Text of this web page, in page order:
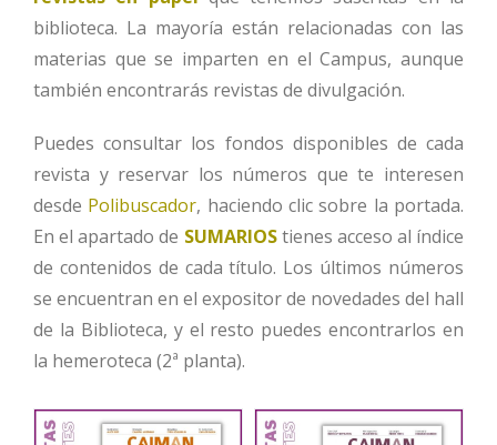
biblioteca. La mayoría están relacionadas con las
materias que se imparten en el Campus, aunque
también encontrarás revistas de divulgación.
Puedes consultar los fondos disponibles de cada
revista y reservar los números que te interesen
desde Polibuscador, haciendo clic sobre la portada.
En el apartado de SUMARIOS tienes acceso al índice
de contenidos de cada título. Los últimos números
se encuentran en el expositor de novedades del hall
de la Biblioteca, y el resto puedes encontrarlos en
la hemeroteca (2ª planta).